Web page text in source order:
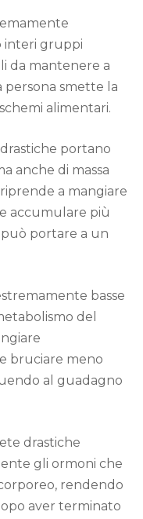
interi gruppi
da mantenere a
persona smette la
alimentari.
portano
anche di massa
a mangiare
accumulare più
può portare a un
basse
del
bruciare meno
al guadagno
drastiche
gli ormoni che
rendendo
aver terminato